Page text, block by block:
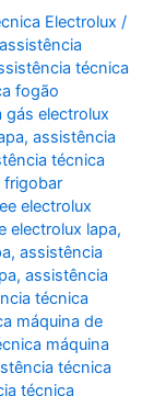
Electrolux/
assistência
técnica
fogão
electrolux
,assistência
técnica
frigobar
electrolux
electrolux lapa,
,assistência
,assistência
técnica
máquina de
máquina
técnica
técnica